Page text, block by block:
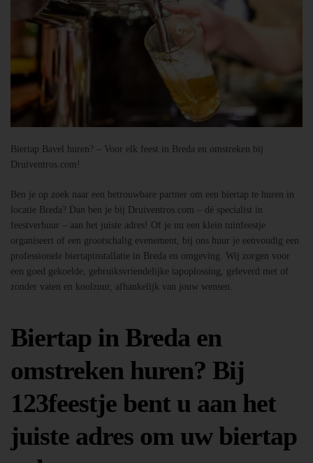
Biertap Bavel huren? – Voor elk feest in Breda en omstreken bij
Druiventros.com!
Ben je op zoek naar een betrouwbare partner om een biertap te huren in
locatie Breda? Dan ben je bij Druiventros.com – dé specialist in
feestverhuur – aan het juiste adres! Of je nu een klein tuinfeestje
organiseert of een grootschalig evenement, bij ons huur je eenvoudig een
professionele biertapinstallatie in Breda en omgeving. Wij zorgen voor
een goed gekoelde, gebruiksvriendelijke tapoplossing, geleverd met of
zonder vaten en koolzuur, afhankelijk van jouw wensen.
Biertap in Breda en
omstreken huren? Bij
123feestje bent u aan het
juiste adres om uw biertap